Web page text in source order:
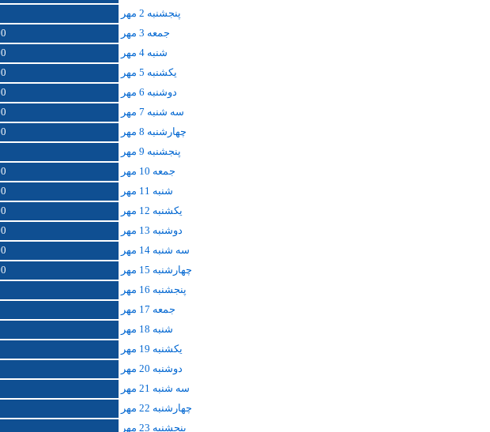
پنجشنبه 2 مهر
جمعه 3 مهر
شنبه 4 مهر
يکشنبه 5 مهر
دوشنبه 6 مهر
سه شنبه 7 مهر
چهارشنبه 8 مهر
پنجشنبه 9 مهر
جمعه 10 مهر
شنبه 11 مهر
يکشنبه 12 مهر
دوشنبه 13 مهر
سه شنبه 14 مهر
چهارشنبه 15 مهر
پنجشنبه 16 مهر
جمعه 17 مهر
شنبه 18 مهر
يکشنبه 19 مهر
دوشنبه 20 مهر
سه شنبه 21 مهر
چهارشنبه 22 مهر
پنجشنبه 23 مهر